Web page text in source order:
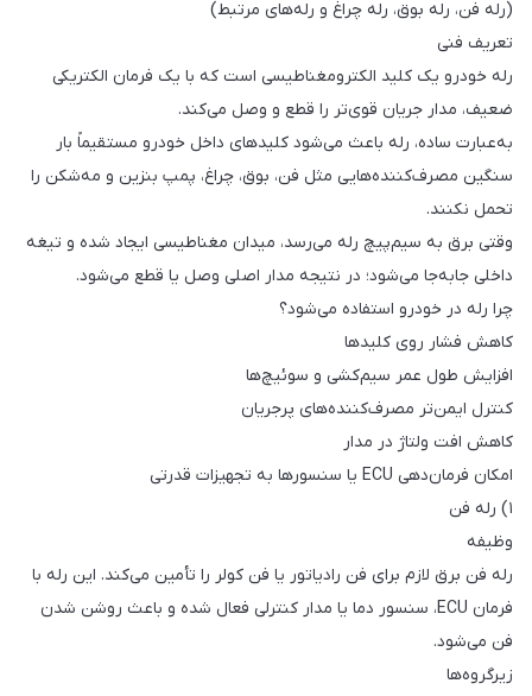
(رله فن، رله بوق، رله چراغ و رله‌های مرتبط)
تعریف فنی
رله خودرو یک کلید الکترومغناطیسی است که با یک فرمان الکتریکی
ضعیف، مدار جریان قوی‌تر را قطع و وصل می‌کند.
به‌عبارت ساده، رله باعث می‌شود کلیدهای داخل خودرو مستقیماً بار
سنگین مصرف‌کننده‌هایی مثل فن، بوق، چراغ، پمپ بنزین و مه‌شکن را
تحمل نکنند.
وقتی برق به سیم‌پیچ رله می‌رسد، میدان مغناطیسی ایجاد شده و تیغه
داخلی جابه‌جا می‌شود؛ در نتیجه مدار اصلی وصل یا قطع می‌شود.
چرا رله در خودرو استفاده می‌شود؟
کاهش فشار روی کلیدها
افزایش طول عمر سیم‌کشی و سوئیچ‌ها
کنترل ایمن‌تر مصرف‌کننده‌های پرجریان
کاهش افت ولتاژ در مدار
امکان فرمان‌دهی ECU یا سنسورها به تجهیزات قدرتی
۱) رله فن
وظیفه
رله فن برق لازم برای فن رادیاتور یا فن کولر را تأمین می‌کند. این رله با
فرمان ECU، سنسور دما یا مدار کنترلی فعال شده و باعث روشن شدن
فن می‌شود.
زیرگروه‌ها